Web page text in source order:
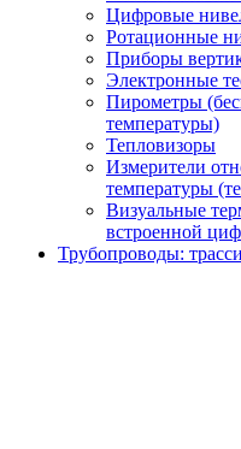
Цифровые
Ротационные
Приборы
Электронные
Пирометры
температуры)
Тепловизоры
Измерители
температуры
Визуальные
встроенной
Трубопроводы: